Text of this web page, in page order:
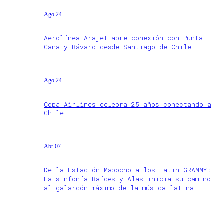
Ago 24
Aerolínea Arajet abre conexión con Punta
Cana y Bávaro desde Santiago de Chile
Ago 24
Copa Airlines celebra 25 años conectando a
Chile
Abr 07
De la Estación Mapocho a los Latin GRAMMY:
La sinfonía Raíces y Alas inicia su camino
al galardón máximo de la música latina